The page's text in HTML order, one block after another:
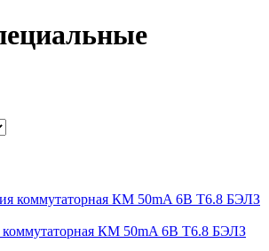
коммутаторная КМ 50mA 6В Т6.8 БЭЛЗ